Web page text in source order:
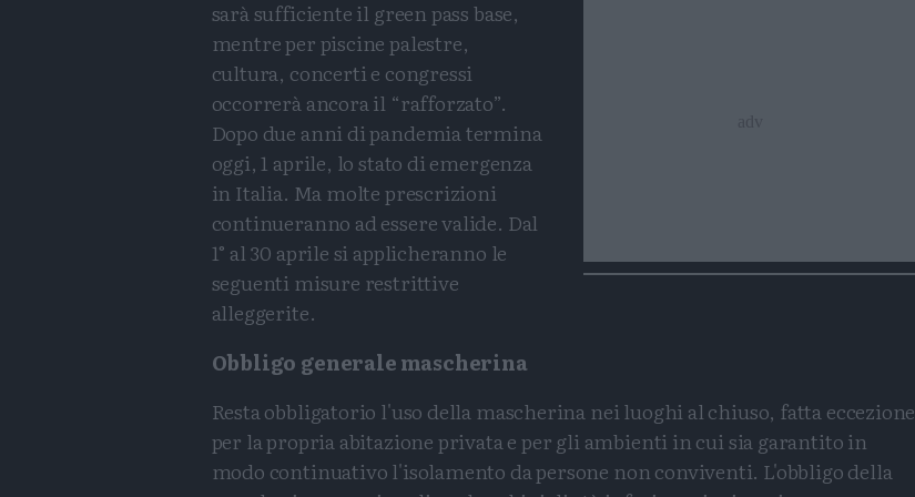
sarà sufficiente il green pass base,
mentre per piscine palestre,
cultura, concerti e congressi
occorrerà ancora il “rafforzato”.
Dopo due anni di pandemia termina
oggi, 1 aprile, lo stato di emergenza
in Italia. Ma molte prescrizioni
continueranno ad essere valide. Dal
1° al 30 aprile si applicheranno le
seguenti misure restrittive
alleggerite.
Obbligo generale mascherina
Resta obbligatorio l'uso della mascherina nei luoghi al chiuso, fatta eccezione
per la propria abitazione privata e per gli ambienti in cui sia garantito in
modo continuativo l'isolamento da persone non conviventi. L'obbligo della